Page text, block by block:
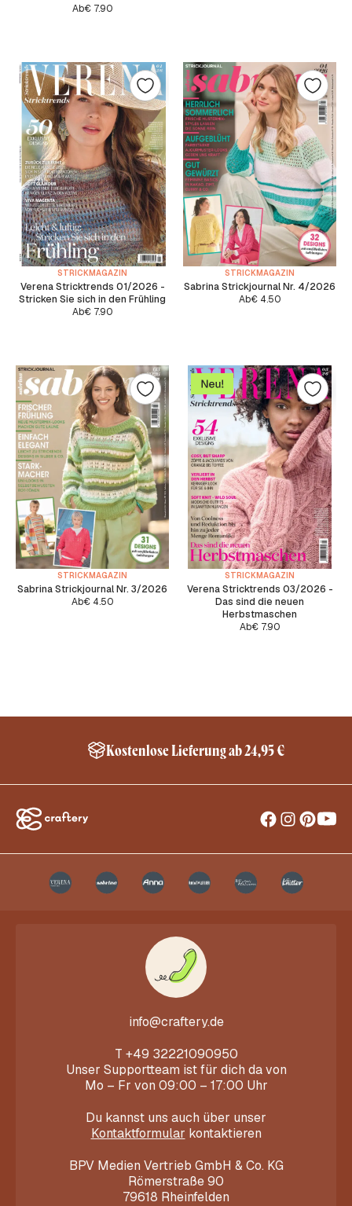
Ab€7.90
STRICKMAGAZIN
Verena Stricktrends 01/2026 -
Stricken Sie sich in den Frühling
Ab€7.90
STRICKMAGAZIN
Sabrina Strickjournal Nr. 4/2026
Ab€4.50
STRICKMAGAZIN
Sabrina Strickjournal Nr. 3/2026
Ab€4.50
STRICKMAGAZIN
Verena Stricktrends 03/2026 -
Das sind die neuen
Herbstmaschen
Ab€7.90
Kostenlose Lieferung ab 24,95 €
info@craftery.de
T +49 32221090950
Unser Supportteam ist für dich da von
Mo – Fr von 09:00 – 17:00 Uhr
Du kannst uns auch über unser
Kontaktformular kontaktieren
BPV Medien Vertrieb GmbH & Co. KG
Römerstraße 90
79618 Rheinfelden